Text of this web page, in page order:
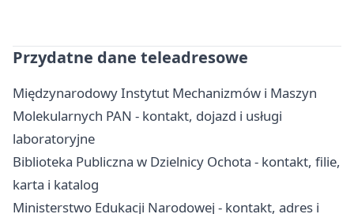
Przydatne dane teleadresowe
Międzynarodowy Instytut Mechanizmów i Maszyn
Molekularnych PAN - kontakt, dojazd i usługi
laboratoryjne
Biblioteka Publiczna w Dzielnicy Ochota - kontakt, filie,
karta i katalog
Ministerstwo Edukacji Narodowej - kontakt, adres i